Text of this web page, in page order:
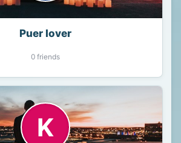
Puer lover
0 friends
K